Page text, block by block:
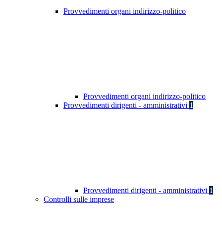
Provvedimenti organi indirizzo-politico
Provvedimenti organi indirizzo-politico
Provvedimenti dirigenti - amministrativi 1
Provvedimenti dirigenti - amministrativi 1
Controlli sulle imprese